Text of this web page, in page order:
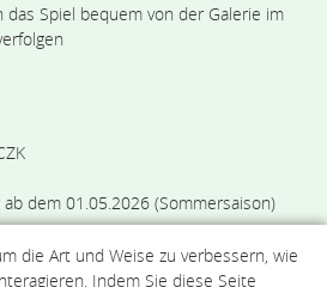
das Spiel bequem von der Galerie im
dem 01.05.2026 (Sommersaison)
die Art und Weise zu verbessern, wie
Indem Sie diese Seite